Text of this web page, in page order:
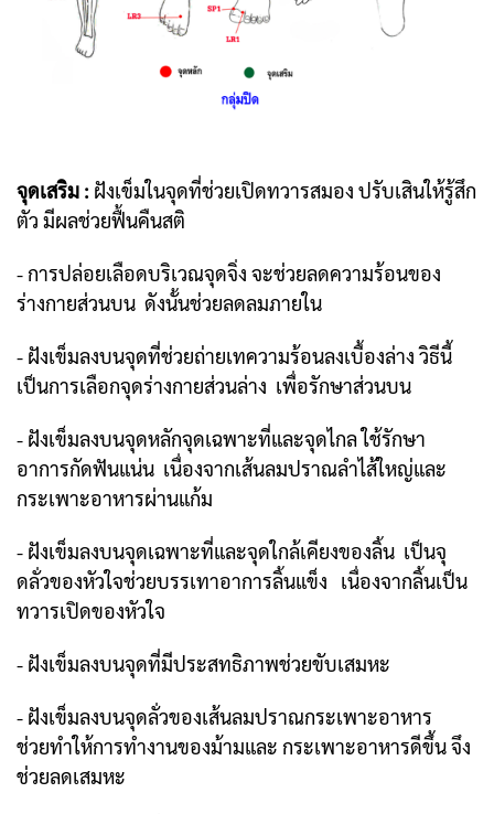
จุดเสริม : ฝังเข็มในจุดที่ช่วยเปิดทวารสมอง ปรับเสินให้รู้สึก
ตัว มีผลช่วยฟื้นคืนสติ
- การปล่อยเลือดบริเวณจุดจิ่ง จะช่วยลดความร้อนของ
ร่างกายส่วนบน ดังนั้นช่วยลดลมภายใน
- ฝังเข็มลงบนจุดที่ช่วยถ่ายเทความร้อนลงเบื้องล่าง วิธีนี้
เป็นการเลือกจุดร่างกายส่วนล่าง เพื่อรักษาส่วนบน
- ฝังเข็มลงบนจุดหลักจุดเฉพาะที่และจุดไกล ใช้รักษา
อาการกัดฟันแน่น เนื่องจากเส้นลมปราณลำไส้ใหญ่และ
กระเพาะอาหารผ่านแก้ม
- ฝังเข็มลงบนจุดเฉพาะที่และจุดใกล้เคียงของลิ้น เป็นจุ
ดลั่วของหัวใจช่วยบรรเทาอาการลิ้นแข็ง เนื่องจากลิ้นเป็น
ทวารเปิดของหัวใจ
- ฝังเข็มลงบนจุดที่มีประสทธิภาพช่วยขับเสมหะ
- ฝังเข็มลงบนจุดลั่วของเส้นลมปราณกระเพาะอาหาร
ช่วยทำให้การทำงานของม้ามและ กระเพาะอาหารดีขึ้น จึง
ช่วยลดเสมหะ